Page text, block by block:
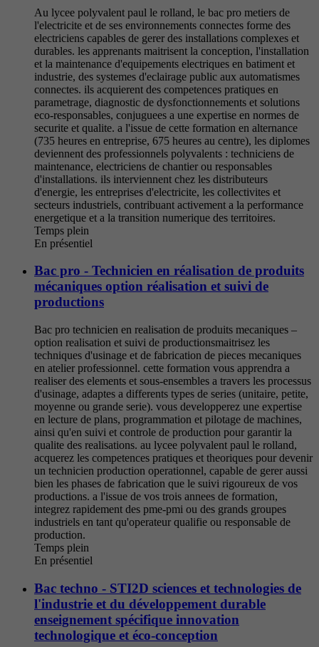
Au lycee polyvalent paul le rolland, le bac pro metiers de
l'electricite et de ses environnements connectes forme des
electriciens capables de gerer des installations complexes et
durables. les apprenants maitrisent la conception, l'installation
et la maintenance d'equipements electriques en batiment et
industrie, des systemes d'eclairage public aux automatismes
connectes. ils acquierent des competences pratiques en
parametrage, diagnostic de dysfonctionnements et solutions
eco-responsables, conjuguees a une expertise en normes de
securite et qualite. a l'issue de cette formation en alternance
(735 heures en entreprise, 675 heures au centre), les diplomes
deviennent des professionnels polyvalents : techniciens de
maintenance, electriciens de chantier ou responsables
d'installations. ils interviennent chez les distributeurs
d'energie, les entreprises d'electricite, les collectivites et
secteurs industriels, contribuant activement a la performance
energetique et a la transition numerique des territoires.
Temps plein
En présentiel
Bac pro - Technicien en réalisation de produits
mécaniques option réalisation et suivi de
productions
Bac pro technicien en realisation de produits mecaniques –
option realisation et suivi de productionsmaitrisez les
techniques d'usinage et de fabrication de pieces mecaniques
en atelier professionnel. cette formation vous apprendra a
realiser des elements et sous-ensembles a travers les processus
d'usinage, adaptes a differents types de series (unitaire, petite,
moyenne ou grande serie). vous developperez une expertise
en lecture de plans, programmation et pilotage de machines,
ainsi qu'en suivi et controle de production pour garantir la
qualite des realisations. au lycee polyvalent paul le rolland,
acquerez les competences pratiques et theoriques pour devenir
un technicien production operationnel, capable de gerer aussi
bien les phases de fabrication que le suivi rigoureux de vos
productions. a l'issue de vos trois annees de formation,
integrez rapidement des pme-pmi ou des grands groupes
industriels en tant qu'operateur qualifie ou responsable de
production.
Temps plein
En présentiel
Bac techno - STI2D sciences et technologies de
l'industrie et du développement durable
enseignement spécifique innovation
technologique et éco-conception